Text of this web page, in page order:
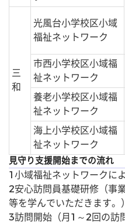
三
和
光風台小学校区小域
福祉ネットワーク
市西小学校区小域福
祉ネットワーク
養老小学校区小域福
祉ネットワーク
海上小学校区小域福
祉ネットワーク
見守り支援開始までの流れ
1小域福祉ネットワークに
2安心訪問員基礎研修（事
等を学んでいただきます。）
3訪問開始（月1～2回の訪